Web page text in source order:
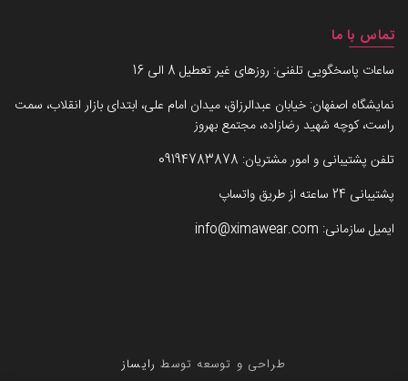
تماس با ما
ساعات پاسخگویی تلفنی: روزهای غیر تعطیل 8 الی 16
نمایشگاه اصفهان: خیابان عبدالرزاق، میدان امام علی، ابتدای بازار انقلاب، سمت
راست، کوچه شهید رضازاده، مجتمع بهروز
تلفن پشتیبانی و امور مشتریان: 09194783878
پشتیبانی 24 ساعته از طریق واتساپ
ایمیل سازمانی: info@ximawear.com
طراحی و توسعه توسط رایساز